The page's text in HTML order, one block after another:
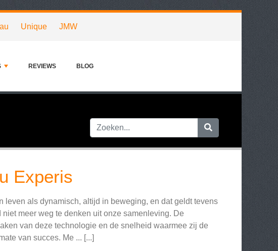
Unique JMW
REVIEWS BLOG
Experis
als dynamisch, altijd in beweging, en dat geldt tevens
meer weg te denken uit onze samenleving. De
van deze technologie en de snelheid waarmee zij de
van succes. Me ... [...]